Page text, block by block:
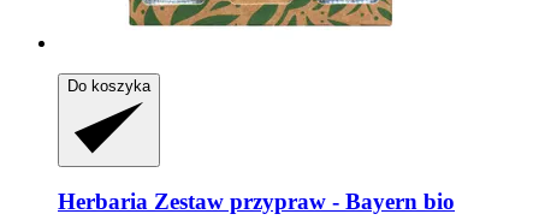
Do koszyka
Herbaria Zestaw przypraw -​ Bayern bio